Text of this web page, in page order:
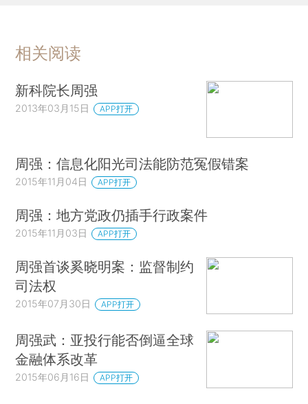
相关阅读
新科院长周强
2013年03月15日 APP打开
周强：信息化阳光司法能防范冤假错案
2015年11月04日 APP打开
周强：地方党政仍插手行政案件
2015年11月03日 APP打开
周强首谈奚晓明案：监督制约
司法权
2015年07月30日 APP打开
周强武：亚投行能否倒逼全球
金融体系改革
2015年06月16日 APP打开